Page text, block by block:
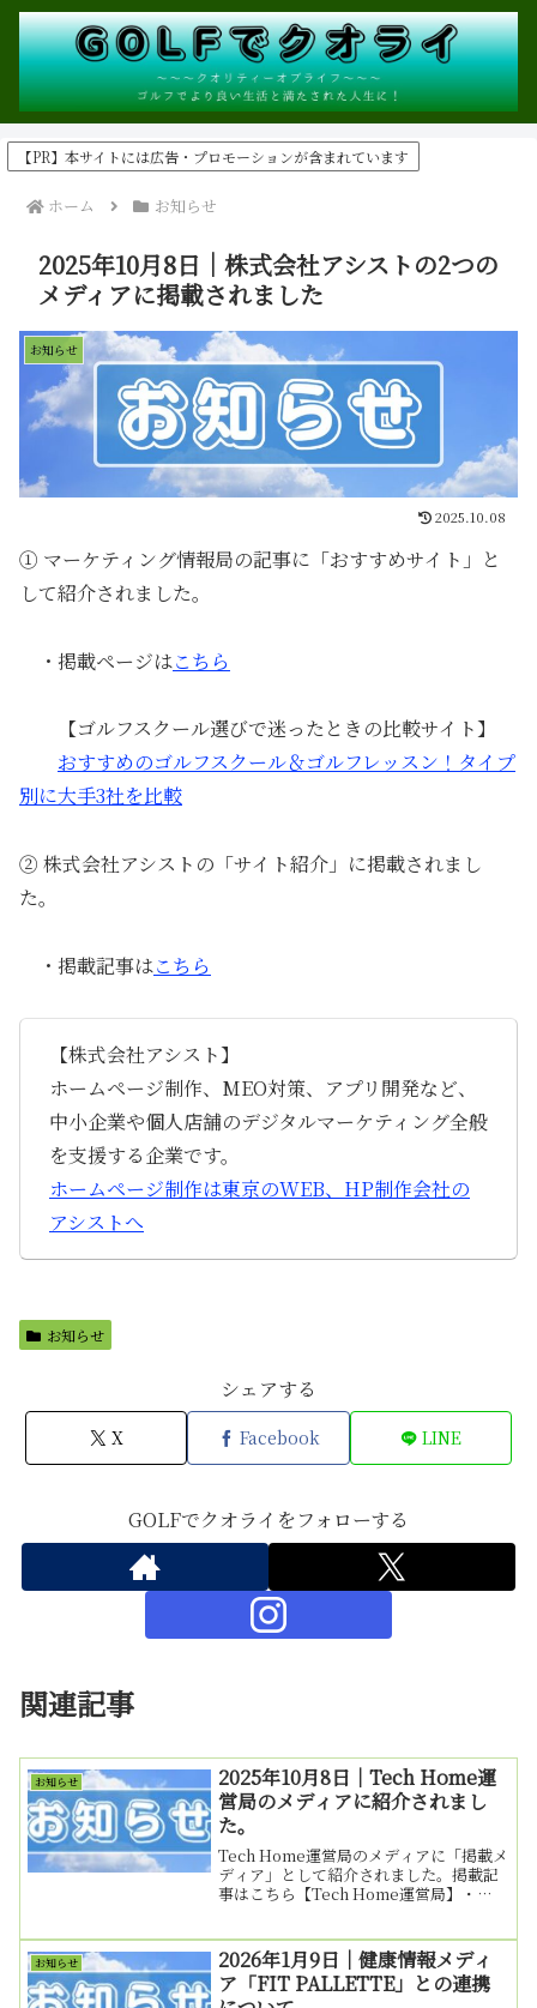
【PR】本サイトには広告・プロモーションが含まれています
ホーム お知らせ
2025年10月8日｜株式会社アシストの2つの
メディアに掲載されました
お知らせ
2025.10.08
① マーケティング情報局の記事に「おすすめサイト」と
して紹介されました。
・掲載ページはこちら
【ゴルフスクール選びで迷ったときの比較サイト】
おすすめのゴルフスクール＆ゴルフレッスン！タイプ
別に大手3社を比較
② 株式会社アシストの「サイト紹介」に掲載されまし
た。
・掲載記事はこちら
【株式会社アシスト】
ホームページ制作、MEO対策、アプリ開発など、
中小企業や個人店舗のデジタルマーケティング全般
を支援する企業です。
ホームページ制作は東京のWEB、HP制作会社の
アシストへ
お知らせ
シェアする
X Facebook LINE
GOLFでクオライをフォローする
関連記事
お知らせ
2025年10月8日｜Tech Home運
営局のメディアに紹介されまし
た。
Tech Home運営局のメディアに「掲載メ
ディア」として紹介されました。掲載記
事はこちら【Tech Home運営局】・
ない選び方のコツをわかりやすくお届
け...
お知らせ
2026年1月9日｜健康情報メディ
ア「FIT PALLETTE」との連携